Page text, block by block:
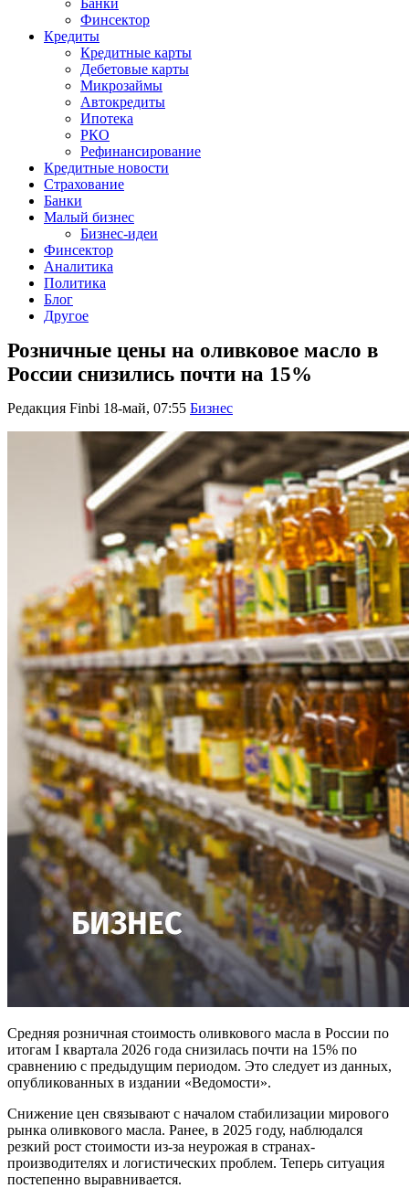
Банки
Финсектор
Кредиты
Кредитные карты
Дебетовые карты
Микрозаймы
Автокредиты
Ипотека
РКО
Рефинансирование
Кредитные новости
Страхование
Банки
Малый бизнес
Бизнес-идеи
Финсектор
Аналитика
Политика
Блог
Другое
Розничные цены на оливковое масло в
России снизились почти на 15%
Редакция Finbi 18-май, 07:55 Бизнес
Средняя розничная стоимость оливкового масла в России по
итогам I квартала 2026 года снизилась почти на 15% по
сравнению с предыдущим периодом. Это следует из данных,
опубликованных в издании «Ведомости».
Снижение цен связывают с началом стабилизации мирового
рынка оливкового масла. Ранее, в 2025 году, наблюдался
резкий рост стоимости из-за неурожая в странах-
производителях и логистических проблем. Теперь ситуация
постепенно выравнивается.